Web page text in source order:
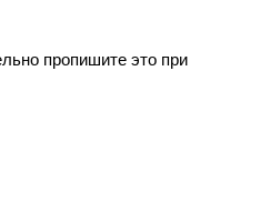
пропишите это при